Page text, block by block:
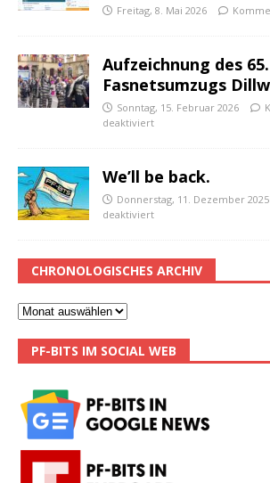
Freitag, 8. Mai 2026
Aufzeichnung des 65.
Fasnetsumzugs
Sonntag, 15. Februar 2026
deaktiviert
We’ll be back.
Donnerstag, 11. Dezember 2025
deaktiviert
CHRONOLOGISCHES ARCHIV
PF-BITS IM SOCIAL WEB